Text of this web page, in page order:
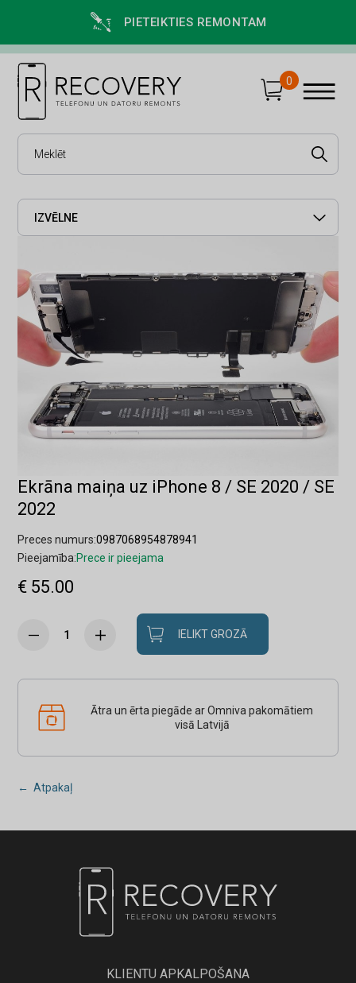
PIETEIKTIES REMONTAM
0
IZVĒLNE
Ekrāna maiņa uz iPhone 8 / SE 2020 / SE
2022
Preces numurs:0987068954878941
Pieejamība:Prece ir pieejama
€ 55.00
IELIKT GROZĀ
Ātra un ērta piegāde ar Omniva pakomātiem
visā Latvijā
← Atpakaļ
KLIENTU APKALPOŠANA